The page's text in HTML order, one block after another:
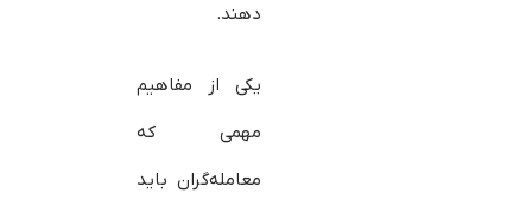
دهند.
یکی از مفاهیم
مهمی که
معامله‌گران باید